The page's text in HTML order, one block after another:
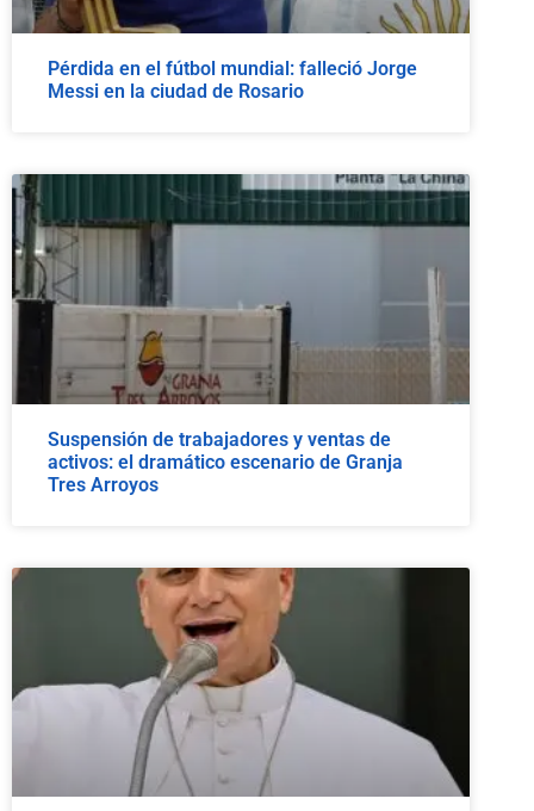
Pérdida en el fútbol mundial: falleció Jorge
Messi en la ciudad de Rosario
Suspensión de trabajadores y ventas de
activos: el dramático escenario de Granja
Tres Arroyos